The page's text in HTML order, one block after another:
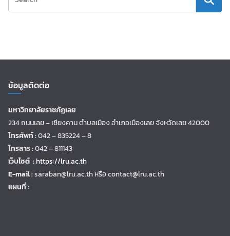
ข้อมูลติดต่อ
มหาวิทยาลัยราชภัฏเลย
234 ถนนเลย – เชียงคาน ตำบลเมือง อำเภอเมืองเลย จังหวัดเลย 42000
โทรศัพท์ :042 – 835224 – 8
โทรสาร :042 – 811143
เว็บไซต์ :https://lru.ac.th
E-mail :saraban@lru.ac.thหรือ contact@lru.ac.th
แผนที่ :